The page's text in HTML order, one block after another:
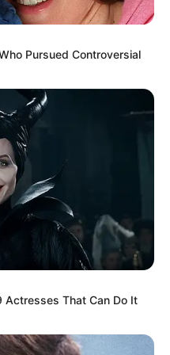
Pursued Controversial
Actresses That Can Do It